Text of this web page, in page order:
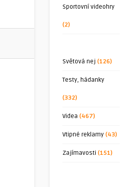
Sportovní videohry
(2)
Světová nej (126)
Testy, hádanky
(332)
Videa (467)
Vtipné reklamy (43)
Zajímavosti (151)